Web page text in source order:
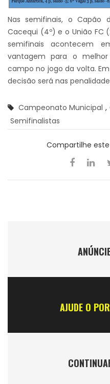
Nas semifinais, o Capão
Cacequi (4º) e o União FC
semifinais acontecem
vantagem para o
campo no jogo da volta.
decisão será nas
Campeonato Municipal ,
Semifinalistas
Compartilhe
AJUDE O